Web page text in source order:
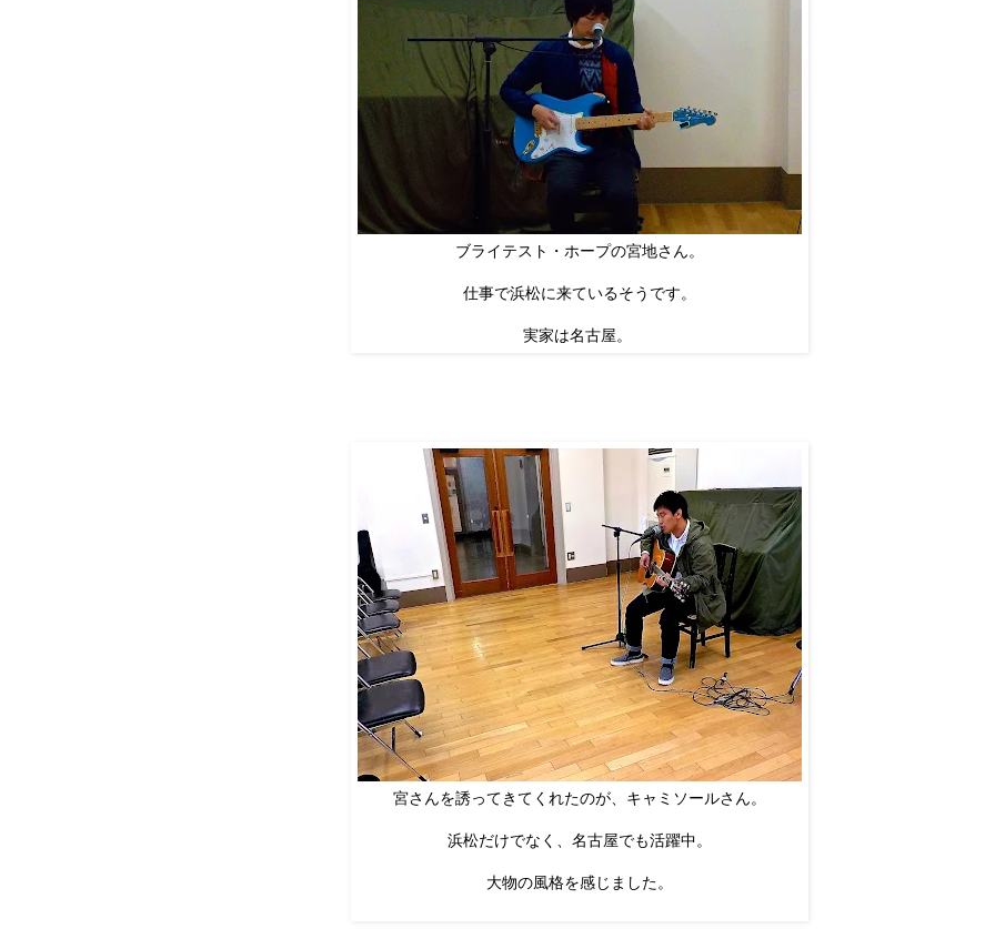
ブライテスト・ホープの宮地さん。
仕事で浜松に来ているそうです。
実家は名古屋。
宮さんを誘ってきてくれたのが、キャミソールさん。
浜松だけでなく、名古屋でも活躍中。
大物の風格を感じました。